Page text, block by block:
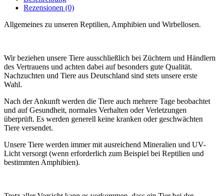
Rezensionen (0)
Allgemeines zu unseren Reptilien, Amphibien und Wirbellosen.
Wir beziehen unsere Tiere ausschließlich bei Züchtern und Händlern
des Vertrauens und achten dabei auf besonders gute Qualität.
Nachzuchten und Tiere aus Deutschland sind stets unsere erste
Wahl.
Nach der Ankunft werden die Tiere auch mehrere Tage beobachtet
und auf Gesundheit, normales Verhalten oder Verletzungen
überprüft. Es werden generell keine kranken oder geschwächten
Tiere versendet.
Unsere Tiere werden immer mit ausreichend Mineralien und UV-
Licht versorgt (wenn erforderlich zum Beispiel bei Reptilien und
bestimmten Amphibien).